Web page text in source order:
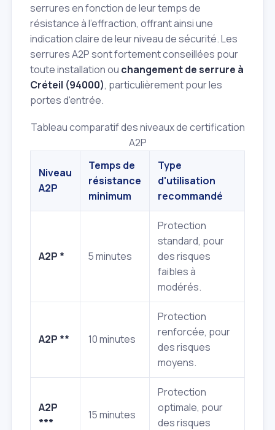
serrures en fonction de leur temps de
résistance à l'effraction, offrant ainsi une
indication claire de leur niveau de sécurité. Les
serrures A2P sont fortement conseillées pour
toute installation ou changement de serrure à
Créteil (94000), particulièrement pour les
portes d'entrée.
Tableau comparatif des niveaux de certification
A2P
Niveau
A2P
Temps de
résistance
minimum
Type
d'utilisation
recommandé
A2P * 5 minutes
Protection
standard, pour
des risques
faibles à
modérés.
A2P ** 10 minutes
Protection
renforcée, pour
des risques
moyens.
A2P
***
15 minutes
Protection
optimale, pour
des risques